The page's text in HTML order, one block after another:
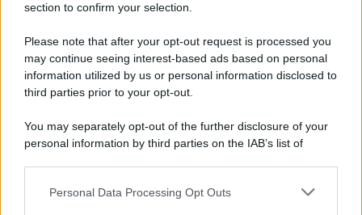
section to confirm your selection.
Please note that after your opt-out request is processed you
may continue seeing interest-based ads based on personal
information utilized by us or personal information disclosed to
third parties prior to your opt-out.
You may separately opt-out of the further disclosure of your
personal information by third parties on the IAB’s list of
This information may also be disclosed by us to third parties
Personal Data Processing Opt Outs
L'Ucraina ha finito lo scudo
Se all'Europa rimanessero tre neuroni correrebbe a far pace
con la Russia